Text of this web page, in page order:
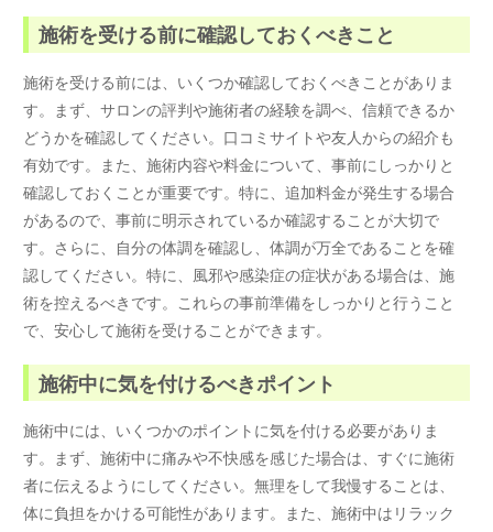
施術を受ける前に確認しておくべきこと
施術を受ける前には、いくつか確認しておくべきことがありま
す。まず、サロンの評判や施術者の経験を調べ、信頼できるか
どうかを確認してください。口コミサイトや友人からの紹介も
有効です。また、施術内容や料金について、事前にしっかりと
確認しておくことが重要です。特に、追加料金が発生する場合
があるので、事前に明示されているか確認することが大切で
す。さらに、自分の体調を確認し、体調が万全であることを確
認してください。特に、風邪や感染症の症状がある場合は、施
術を控えるべきです。これらの事前準備をしっかりと行うこと
で、安心して施術を受けることができます。
施術中に気を付けるべきポイント
施術中には、いくつかのポイントに気を付ける必要がありま
す。まず、施術中に痛みや不快感を感じた場合は、すぐに施術
者に伝えるようにしてください。無理をして我慢することは、
体に負担をかける可能性があります。また、施術中はリラック